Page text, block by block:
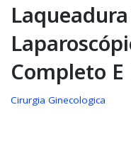
Completo
Cirurgia Ginecologica